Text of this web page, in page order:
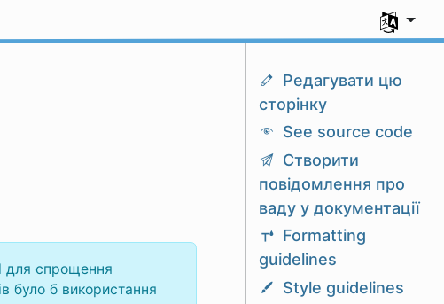
Виберіть
Редагувати цю
сторінку
See source code
Створити
повідомлення про
ваду у документації
Formatting
guidelines
Style guidelines
для спрощення
було б використання